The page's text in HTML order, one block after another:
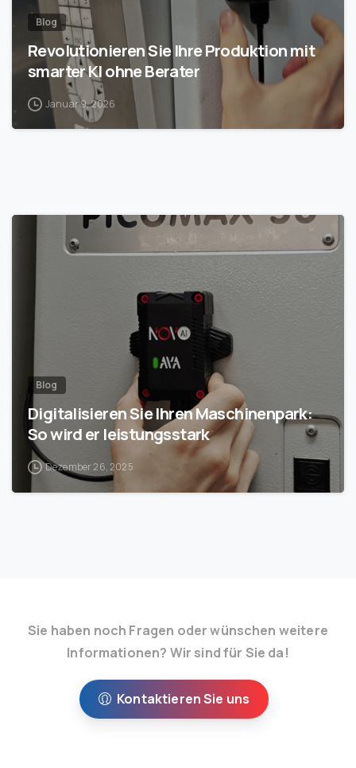
Blog
Revolutionieren Sie Ihre Produktion mit
smarter KI ohne Berater
Januar 9, 2026
1
Blog
Digitalisieren Sie Ihren Maschinenpark:
So wird er leistungsstark
Dezember 26, 2025
Sie haben noch Fragen oder wünschen weitere
Informationen? Wir sind für Sie da!
Kontaktieren Sie uns